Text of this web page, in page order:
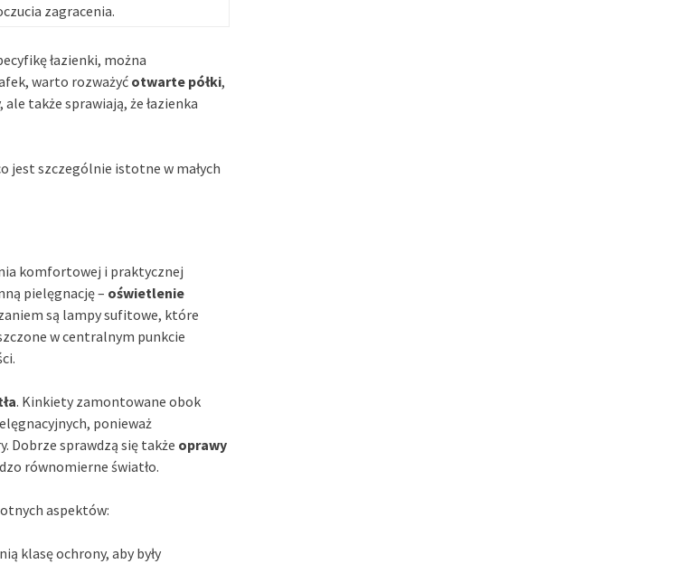
zagracenia.
łazienki, można
warto rozważyć otwarte półki,
także sprawiają, że łazienka
jest szczególnie istotne w małych
komfortowej i praktycznej
pielęgnację – oświetlenie
są lampy sufitowe, które
w centralnym punkcie
. Kinkiety zamontowane obok
ponieważ
Dobrze sprawdzą się także oprawy
równomierne światło.
aspektów:
klasę ochrony, aby były